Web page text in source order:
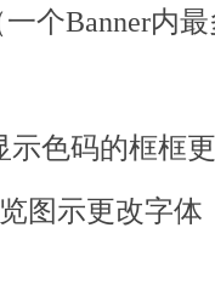
个Banner内
示色码的框框
图示更改字